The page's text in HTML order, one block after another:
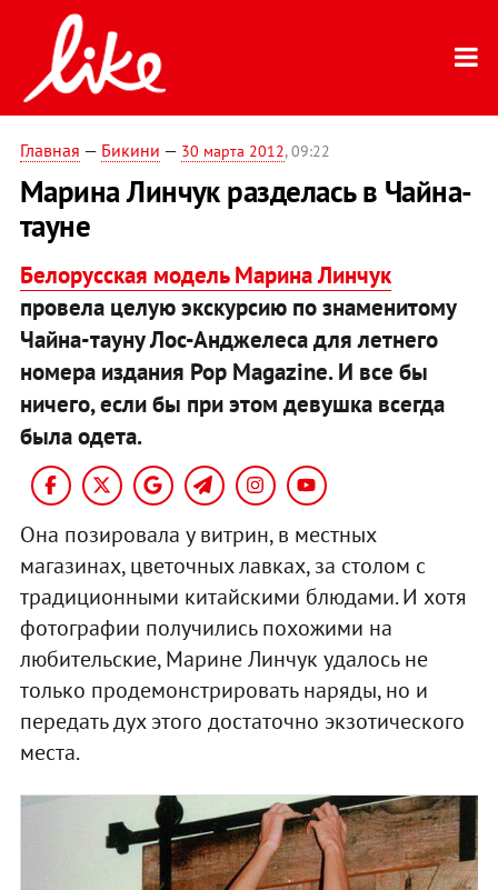
Главная — Бикини — 30 марта 2012, 09:22
Марина Линчук разделась в Чайна-
тауне
Белоруcская модель Марина Линчук
провела целую экскурсию по знаменитому
Чайна-тауну Лос-Анджелеса для летнего
номера издания Pop Magazine. И все бы
ничего, если бы при этом девушка всегда
была одета.
Она позировала у витрин, в местных
магазинах, цветочных лавках, за столом с
традиционными китайскими блюдами. И хотя
фотографии получились похожими на
любительские, Марине Линчук удалось не
только продемонстрировать наряды, но и
передать дух этого достаточно экзотического
места.